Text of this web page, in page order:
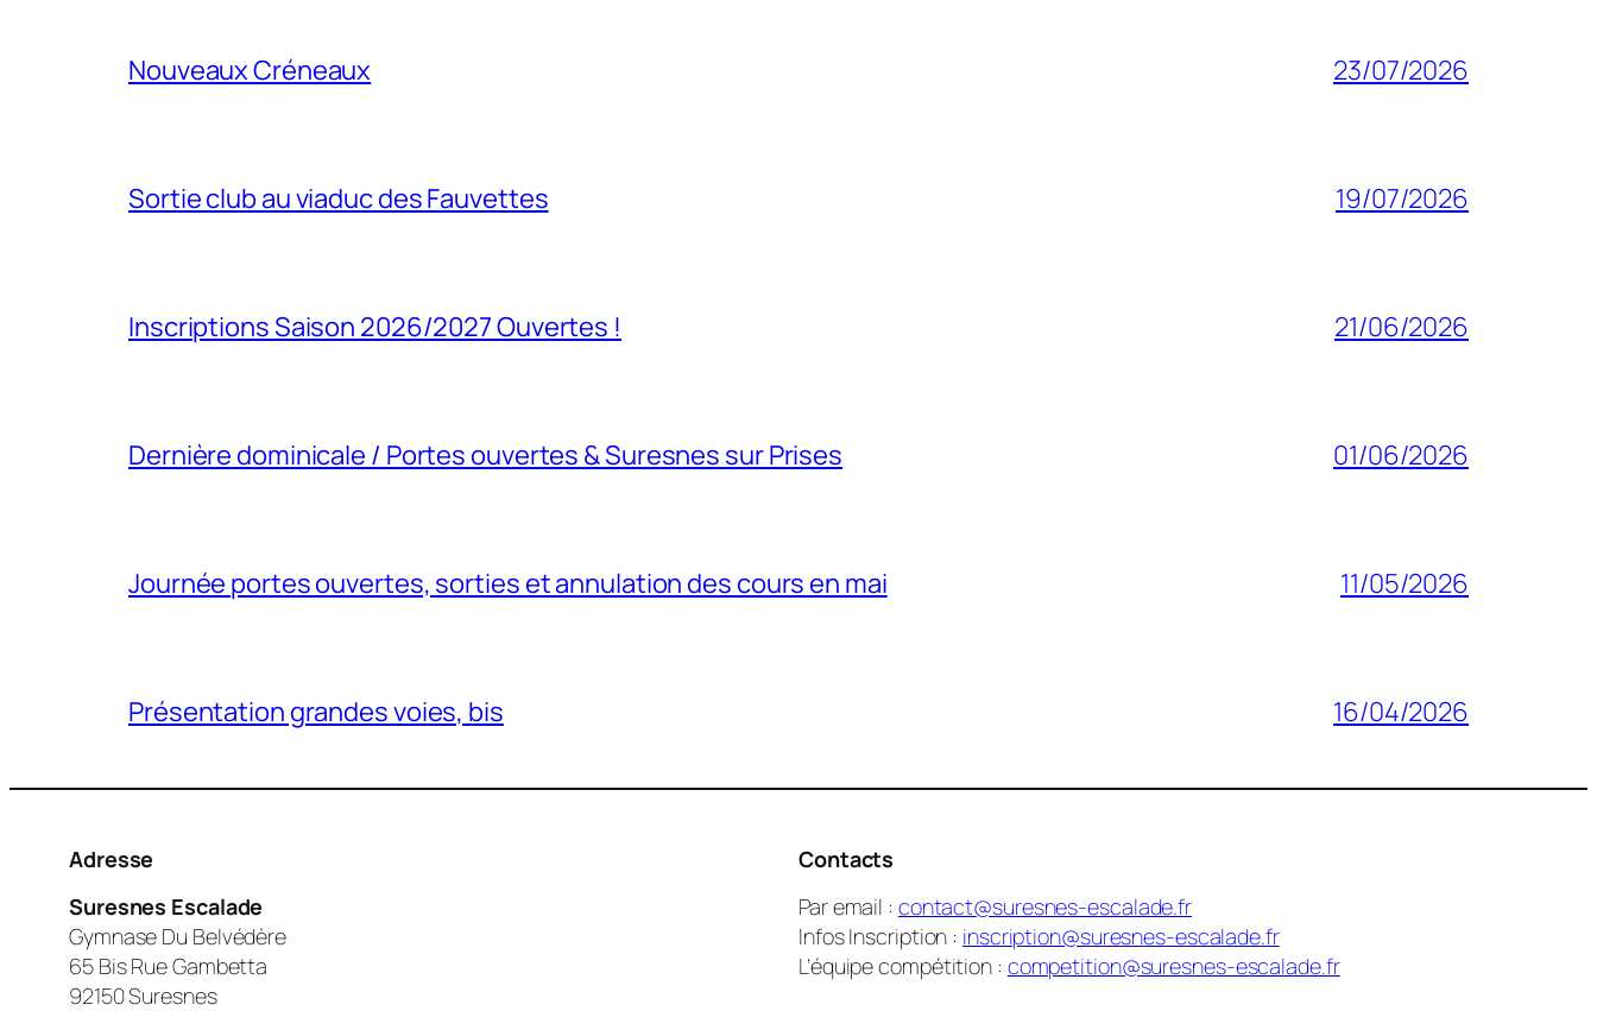
Nouveaux Créneaux 23/07/2026
Sortie club au viaduc des Fauvettes 19/07/2026
Inscriptions Saison 2026/2027 Ouvertes ! 21/06/2026
Dernière dominicale / Portes ouvertes & Suresnes sur Prises 01/06/2026
Journée portes ouvertes, sorties et annulation des cours en mai 11/05/2026
Présentation grandes voies, bis 16/04/2026
Adresse
Suresnes Escalade
Gymnase Du Belvédère
65 Bis Rue Gambetta
92150 Suresnes
Contacts
Par email : contact@suresnes-escalade.fr
Infos Inscription : inscription@suresnes-escalade.fr
L’équipe compétition : competition@suresnes-escalade.fr